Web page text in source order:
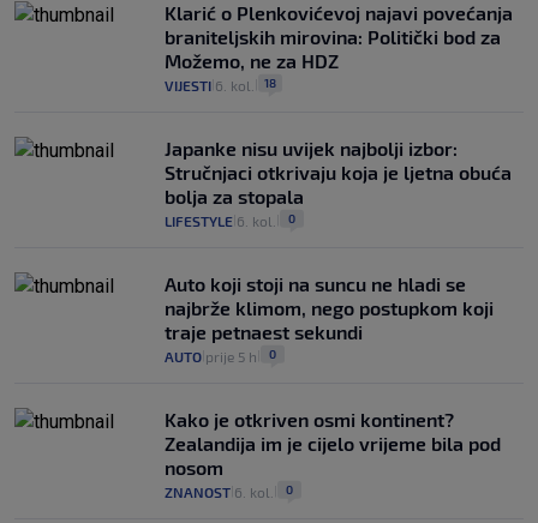
Klarić o Plenkovićevoj najavi povećanja
braniteljskih mirovina: Politički bod za
Možemo, ne za HDZ
VIJESTI 6. kol. 18
Japanke nisu uvijek najbolji izbor:
Stručnjaci otkrivaju koja je ljetna obuća
bolja za stopala
LIFESTYLE 6. kol. 0
Auto koji stoji na suncu ne hladi se
najbrže klimom, nego postupkom koji
traje petnaest sekundi
AUTO prije 5 h 0
Kako je otkriven osmi kontinent?
Zealandija im je cijelo vrijeme bila pod
nosom
ZNANOST 6. kol. 0